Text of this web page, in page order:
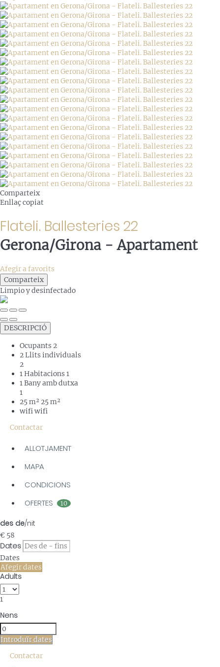
Comparteix
Enllaç copiat
Flateli. Ballesteries 22
Gerona/Girona -Apartament
Afegir a favorits
Comparteix
Limpioy desinfectado
DESCRIPCIÓ
Ocupants 2
2 Llits individuals
2
1 Habitacions1
1 Bany amb dutxa
1
25 m² 25 m²
wifiwifi
Contactar
ALLOTJAMENT
MAPA
CONDICIONS
OFERTES
10
des de/nit
€ 58
Dates
Dates
Afegir dates
Adults
1
Nens
Introduïr dates
Contactar